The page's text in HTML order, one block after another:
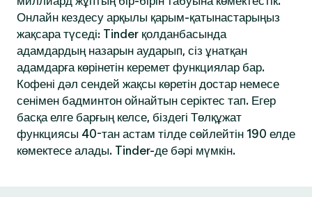
Онлайн кездесу арқылы қарым-қатынастарыңыз
жақсара түседі: Tinder қолданбасында
адамдардың назарын аударып, сіз ұнатқан
адамдарға көрінетін керемет функциялар бар.
Кофені дәл сендей жақсы көретін достар немесе
сенімен бадминтон ойнайтын серіктес тап. Егер
басқа елге барғың келсе, біздегі Төлқұжат
функциясы 40-тан астам тілде сөйлейтін 190 елде
көмектесе алады. Tinder-де бәрі мүмкін.